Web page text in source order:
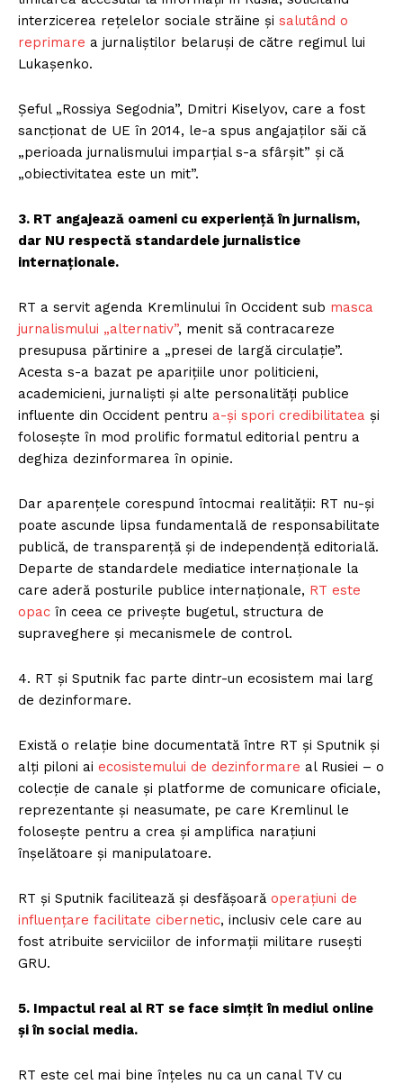
interzicerea rețelelor sociale străine și salutând o
reprimare a jurnaliștilor belaruși de către regimul lui
Lukașenko.
Șeful „Rossiya Segodnia”, Dmitri Kiselyov, care a fost
sancționat de UE în 2014, le-a spus angajaților săi că
„perioada jurnalismului imparțial s-a sfârșit” și că
„obiectivitatea este un mit”.
3. RT angajează oameni cu experiență în jurnalism,
dar NU respectă standardele jurnalistice
internaționale.
RT a servit agenda Kremlinului în Occident sub masca
jurnalismului „alternativ”, menit să contracareze
presupusa părtinire a „presei de largă circulație”.
Acesta s-a bazat pe aparițiile unor politicieni,
academicieni, jurnaliști și alte personalități publice
influente din Occident pentru a-și spori credibilitatea și
folosește în mod prolific formatul editorial pentru a
deghiza dezinformarea în opinie.
Dar aparențele corespund întocmai realității: RT nu-și
poate ascunde lipsa fundamentală de responsabilitate
publică, de transparență și de independență editorială.
Departe de standardele mediatice internaționale la
care aderă posturile publice internaționale, RT este
opac în ceea ce privește bugetul, structura de
supraveghere și mecanismele de control.
4. RT și Sputnik fac parte dintr-un ecosistem mai larg
de dezinformare.
Există o relație bine documentată între RT și Sputnik și
alți piloni ai ecosistemului de dezinformare al Rusiei – o
colecție de canale și platforme de comunicare oficiale,
reprezentante și neasumate, pe care Kremlinul le
folosește pentru a crea și amplifica narațiuni
înșelătoare și manipulatoare.
RT și Sputnik facilitează și desfășoară operațiuni de
influențare facilitate cibernetic, inclusiv cele care au
fost atribuite serviciilor de informații militare rusești
GRU.
5. Impactul real al RT se face simțit în mediul online
și în social media.
RT este cel mai bine înțeles nu ca un canal TV cu